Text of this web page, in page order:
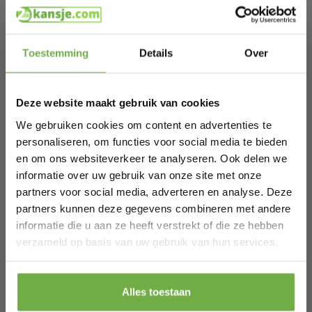
Toestemming Details Over
Deze website maakt gebruik van cookies
We gebruiken cookies om content en advertenties te
personaliseren, om functies voor social media te bieden
en om ons websiteverkeer te analyseren. Ook delen we
informatie over uw gebruik van onze site met onze
partners voor social media, adverteren en analyse. Deze
partners kunnen deze gegevens combineren met andere
informatie die u aan ze heeft verstrekt of die ze hebben
verzameld op basis van uw gebruik van hun services.
Alles toestaan
Eenvoudig te Monteren &
Onderhoudsarm
duidelijke instructies en het benodigde gereedschap,
waardoor de montage eenvoudig en snel verloopt.
Schoonmaken is net zo gemakkelijk: gebruik een zachte,
Specificaties
Productsoort: Industrieel kledingrek met schoenenrek en
haken
Stijl: Industrieel, modern, minimalistisch
Geschikt voor: Kleding, schoenen en accessoires
Inclusief: 6 zijhaken en stoppers op de kledingroede
Antislip pads: Ja
Kleur: Zwart
Draagvermogen: 25 kg
Gewicht: 3,2 kg
Afmetingen: 33 × 110 × 150 cm (DxBxH)
2950027577420
Schrijf je in en ontvang
Bij 2dekansje.com profiteer je van
kortingen tot wel 70%.
Laat ons weten wanneer je jarig bent
Pak € 5,- korting